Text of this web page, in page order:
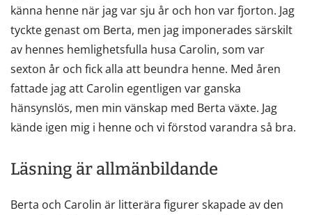
känna henne när jag var sju år och hon var fjorton. Jag
tyckte genast om Berta, men jag imponerades särskilt
av hennes hemlighetsfulla husa Carolin, som var
sexton år och fick alla att beundra henne. Med åren
fattade jag att Carolin egentligen var ganska
hänsynslös, men min vänskap med Berta växte. Jag
kände igen mig i henne och vi förstod varandra så bra.
Läsning är allmänbildande
Berta och Carolin är litterära figurer skapade av den